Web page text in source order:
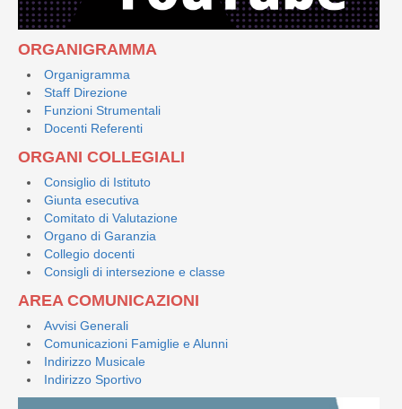
ORGANIGRAMMA
Organigramma
Staff Direzione
Funzioni Strumentali
Docenti Referenti
ORGANI COLLEGIALI
Consiglio di Istituto
Giunta esecutiva
Comitato di Valutazione
Organo di Garanzia
Collegio docenti
Consigli di intersezione e classe
AREA COMUNICAZIONI
Avvisi Generali
Comunicazioni Famiglie e Alunni
Indirizzo Musicale
Indirizzo Sportivo